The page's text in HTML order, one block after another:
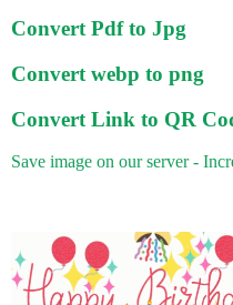
Convert Pdf to Jpg
Convert webp to png
Convert Link to QR
Save image on our server -